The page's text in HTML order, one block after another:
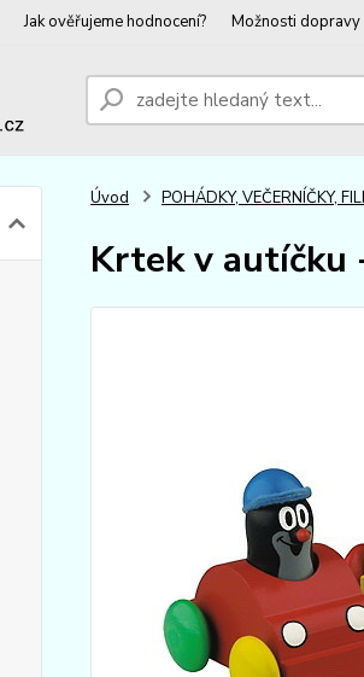
Jak ověřujeme hodnocení? Možnosti dopravy
Úvod POHÁDKY, VEČERNÍČKY,
Krtek v autíčku